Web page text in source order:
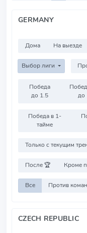
GERMANY
Дома На выезде
Выбор лиги
Победа
до 1.5
до
Победа в 1-
тайме
Только с текущим
После 🏆 Кроме
Все
CZECH REPUBLIC